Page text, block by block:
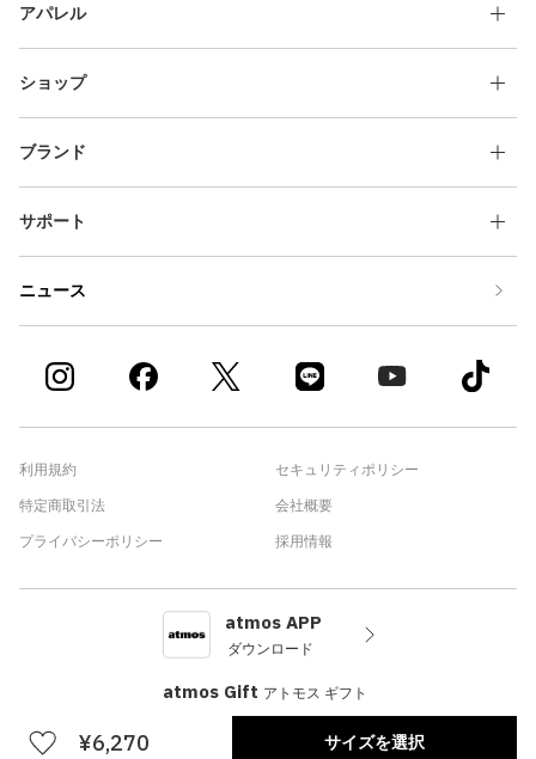
¥6,270 サイズを選択
アパレル
ショップ
ブランド
サポート
ニュース
利用規約
特定商取引法
プライバシーポリシー
セキュリティポリシー
会社概要
採用情報
atmos APP
ダウンロード
atmos Gift アトモス ギフト